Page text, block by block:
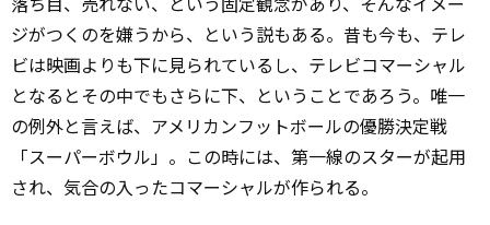
ジがつくのを嫌うから、という説もある。昔も今も、テレ
ビは映画よりも下に見られているし、テレビコマーシャル
となるとその中でもさらに下、ということであろう。唯一
の例外と言えば、アメリカンフットボールの優勝決定戦
「スーパーボウル」。この時には、第一線のスターが起用
され、気合の入ったコマーシャルが作られる。